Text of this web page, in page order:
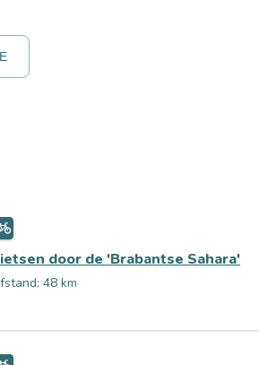
door de 'Brabantse Sahara'
48 km